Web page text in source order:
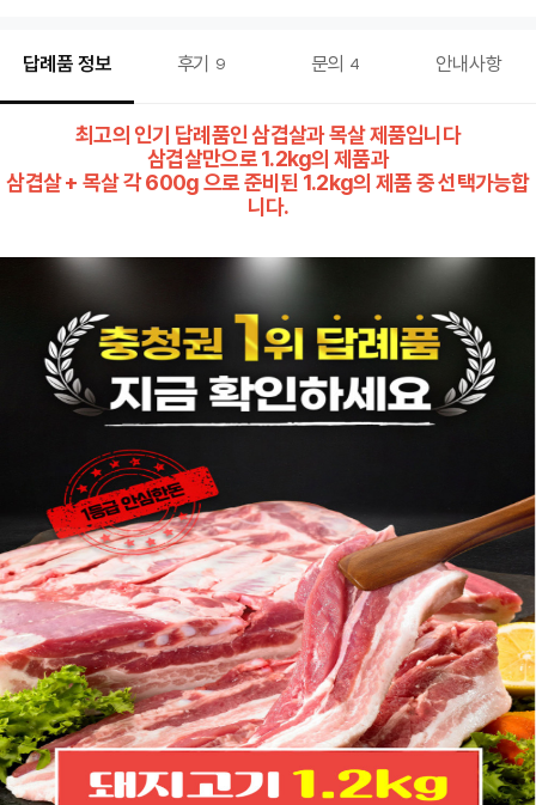
답례품 정보 후기 9 문의 4 안내사항
최고의 인기 답례품인 삼겹살과 목살 제품입니다
삼겹살만으로 1.2kg의 제품과
삼겹살 + 목살 각 600g 으로 준비된 1.2kg의 제품 중 선택가능합
니다.